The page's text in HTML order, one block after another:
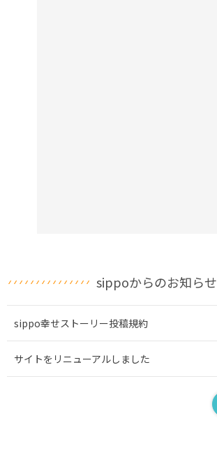
sippoからのお知らせ
sippo幸せストーリー投稿規約
サイトをリニューアルしました